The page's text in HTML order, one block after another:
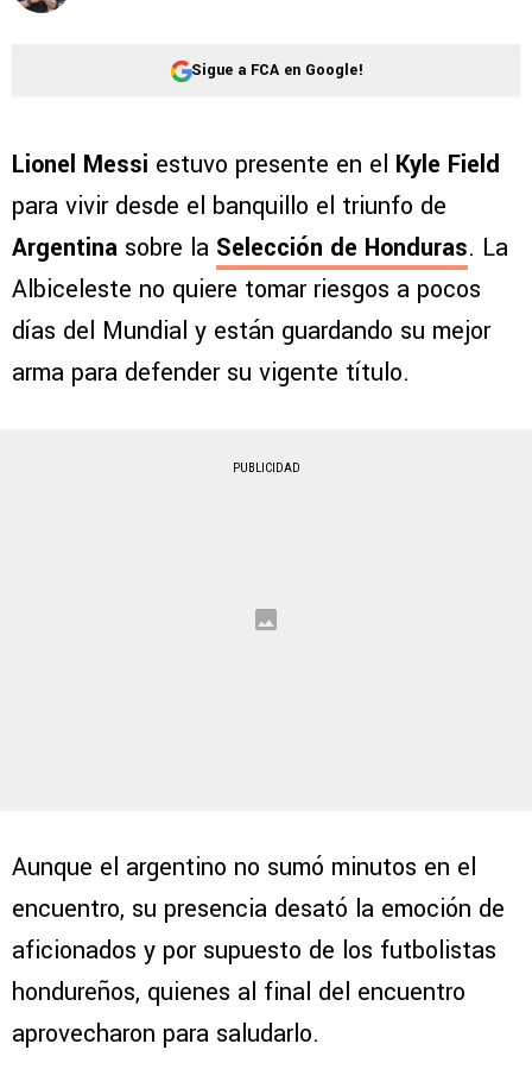
Sigue a FCA en Google!
Lionel Messi estuvo presente en el Kyle Field
para vivir desde el banquillo el triunfo de
Argentina sobre la Selección de Honduras. La
Albiceleste no quiere tomar riesgos a pocos
días del Mundial y están guardando su mejor
arma para defender su vigente título.
PUBLICIDAD
Aunque el argentino no sumó minutos en el
encuentro, su presencia desató la emoción de
aficionados y por supuesto de los futbolistas
hondureños, quienes al final del encuentro
aprovecharon para saludarlo.